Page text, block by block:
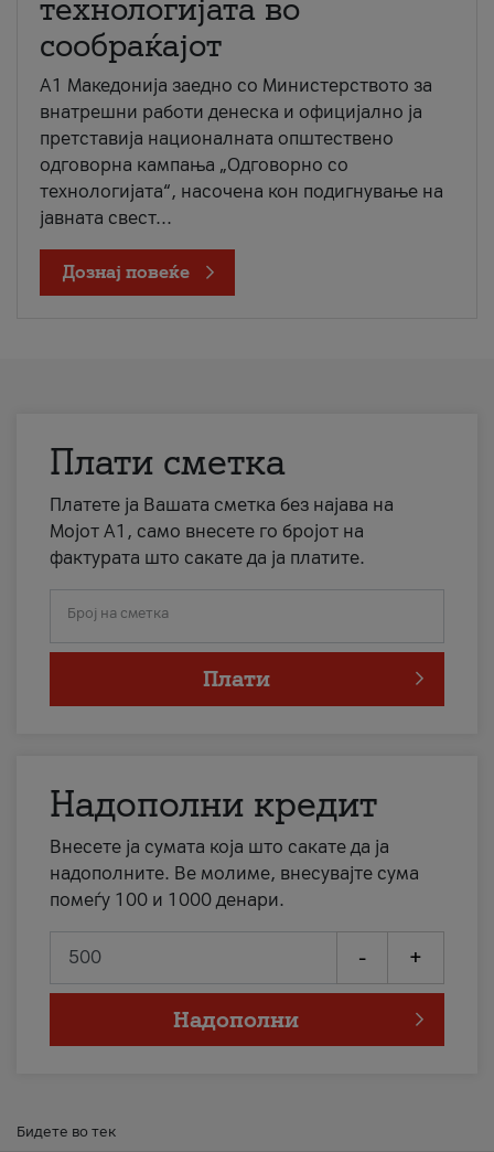
технологијата во
сообраќајот
A1 Македонија заедно со Министерството за
внатрешни работи денеска и официјално ја
претставија националната општествено
одговорна кампања „Одговорно со
технологијата“, насочена кон подигнување на
јавната свест...
Дознај повеќе
Плати сметка
Платете ја Вашата сметка без најава на
Мојот А1, само внесете го бројот на
фактурата што сакате да ја платите.
Број на сметка
Плати
Надополни кредит
Внесете ја сумата која што сакате да ја
надополните. Ве молиме, внесувајте сума
помеѓу 100 и 1000 денари.
- +
Надополни
Бидете во тек